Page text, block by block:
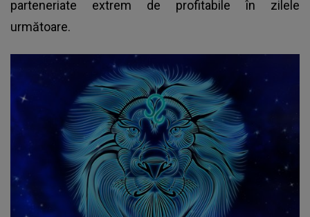
parteneriate extrem de profitabile în zilele
următoare.